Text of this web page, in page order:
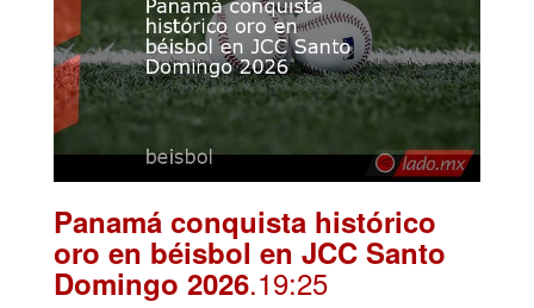
Panamá conquista histórico
oro en béisbol en JCC Santo
Domingo 2026.19:25